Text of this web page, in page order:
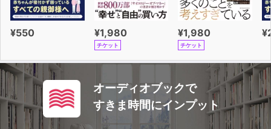
¥550 ¥1,980
チケット
¥1,980
チケット
オーディオブックで
すきま時間にインプット